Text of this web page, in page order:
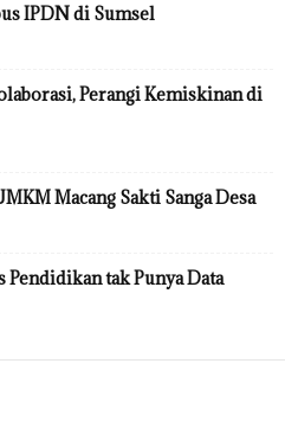
IPDN di Sumsel
Perangi Kemiskinan di
Macang Sakti Sanga Desa
Pendidikan tak Punya Data